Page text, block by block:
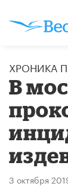
ХРОНИКА
В
3 октября